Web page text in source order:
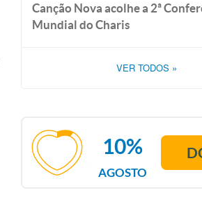
Canção Nova acolhe a 2ª
Mundial do Charis
VER TODOS »
AGOSTO
10%